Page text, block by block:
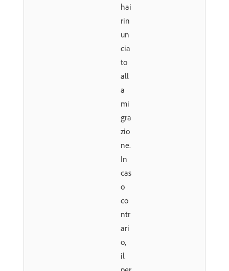
hai
rin
un
cia
to
all
a
mi
gra
zio
ne.
In
cas
o
co
ntr
ari
o,
il